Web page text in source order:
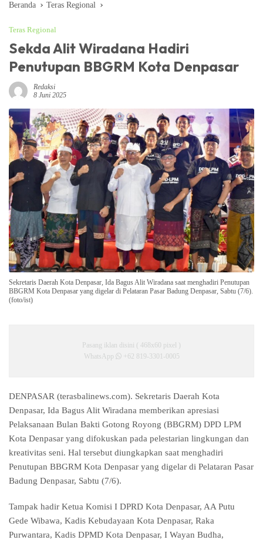
Beranda Teras Regional
Teras Regional
Sekda Alit Wiradana Hadiri
Penutupan BBGRM Kota Denpasar
Redaksi
8 Juni 2025
Sekretaris Daerah Kota Denpasar, Ida Bagus Alit Wiradana saat menghadiri Penutupan
BBGRM Kota Denpasar yang digelar di Pelataran Pasar Badung Denpasar, Sabtu (7/6).
(foto/ist)
Pasang iklan disini ( 468x60 pixel )
WhatsApp
+62 819-3301-0005
DENPASAR (terasbalinews.com). Sekretaris Daerah Kota
Denpasar, Ida Bagus Alit Wiradana memberikan apresiasi
Pelaksanaan Bulan Bakti Gotong Royong (BBGRM) DPD LPM
Kota Denpasar yang difokuskan pada pelestarian lingkungan dan
kreativitas seni. Hal tersebut diungkapkan saat menghadiri
Penutupan BBGRM Kota Denpasar yang digelar di Pelataran Pasar
Badung Denpasar, Sabtu (7/6).
Tampak hadir Ketua Komisi I DPRD Kota Denpasar, AA Putu
Gede Wibawa, Kadis Kebudayaan Kota Denpasar, Raka
Purwantara, Kadis DPMD Kota Denpasar, I Wayan Budha,